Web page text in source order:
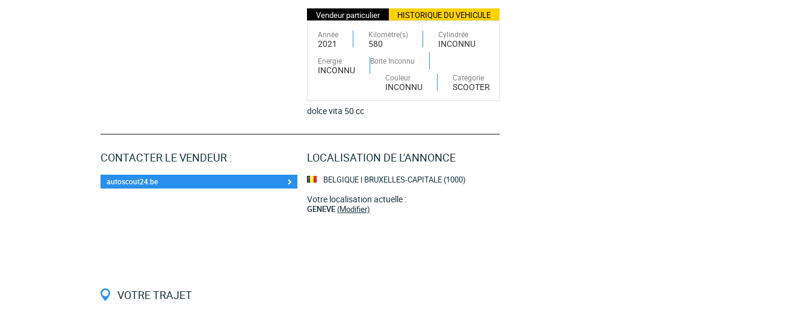
Vendeur particulier HISTORIQUE DU VEHICULE
Année
2021
Kilomètre(s)
580
Cylindrée
INCONNU
Energie
INCONNU
Boite Inconnu
Couleur
INCONNU
Catégorie
SCOOTER
dolce vita 50 cc
CONTACTER LE VENDEUR :
autoscout24.be
LOCALISATION DE L'ANNONCE
BELGIQUE | BRUXELLES-CAPITALE (1000)
Votre localisation actuelle :
GENEVE(Modifier)
VOTRE TRAJET